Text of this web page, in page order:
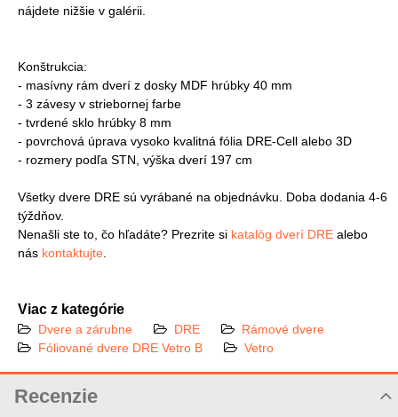
nájdete nižšie v galérii.
Konštrukcia:
- masívny rám dverí z dosky MDF hrúbky 40 mm
- 3 závesy v striebornej farbe
- tvrdené sklo hrúbky 8 mm
- povrchová úprava vysoko kvalitná fólia DRE-Cell alebo 3D
- rozmery podľa STN, výška dverí 197 cm
Všetky dvere DRE sú vyrábané na objednávku. Doba dodania 4-6
týždňov.
Nenašli ste to, čo hľadáte? Prezrite si katalóg dverí DRE alebo
nás kontaktujte
Viac z kategórie
Dvere a zárubne DRE
Rámové dvere
Fóliované dvere DRE Vetro B
Vetro
Recenzie